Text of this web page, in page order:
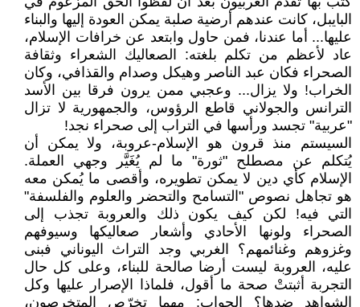
البايبل، كانت عندهم أرضية صلبة يمكن العودة إليها والبناء
عليها... أما عندنا، فمن حاول وابتعد عن خرافات الإسلام،
عاد لأعظم من تكلم بلغته: الصعاليك الشعراء وثقافة
الصحراء فكان عبد الناصر وهيكل وصدام والقذافي، وكان
الخراب! ولا يزال... وعجبي ممن يرون فرقا بين الأسد
الترانس والجولاني قاطع الرؤوس، والجمهورية لا تزال
"عربية" تجسد ورأسها في التراب إلى صحراء نجد!
السيستم منذ قرون هو الإسلام-عروبة، ولا يمكن أن
يُتكلم عن مصطلح "ثورة" ما لم يُغَيَّر وجهي العملة.
الإسلام كأي دين لا يمكن تطويره، وأقصى ما يُمكن معه
هو تجاهل نصوص "التسامح والتحضر والعلوم والفلسفة"
التي فيه! لكن كيف يكون ذلك والعروبة تجذب إلى
الصحراء ولونها الأحادي وأشعار صعاليكها وسيوفهم
وغزوهم وغنائمهم؟ الغربي وجد التراث اليوناني فبنى
عليه، العروبة ليست أرضا صالحة للبناء، وعلى كل حال
التجربة أثبتتْ صحة ما أقول، فلماذا الإصرار عليها وكل
الشواهد ضدها؟ الجواب: مهما تخرّص المتخرصون،